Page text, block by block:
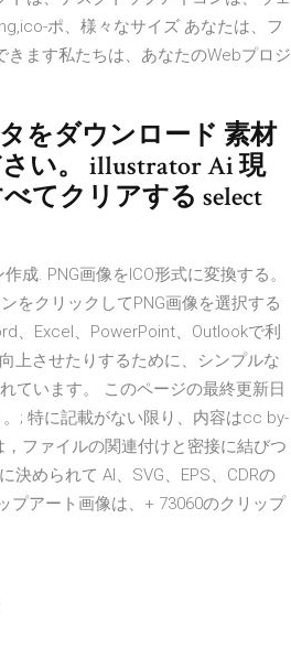
ポ、様々なサイズ あなたは、フ
きます私たちは、あなたのWebプロジ
をダウンロード 素材
い。 illustrator Ai 現
てクリアする select
. PNG画像をICO形式に変換する。
をクリックしてPNG画像を選択する
、Excel、PowerPoint、Outlookで利
上させたりするために、シンプルな
ています。 このページの最終更新日
; 特に記載がない限り、内容はcc by-
ファイルの関連付けと密接に結びつ
められて AI、SVG、EPS、CDRの
プアート画像は、+ 73060のクリップ